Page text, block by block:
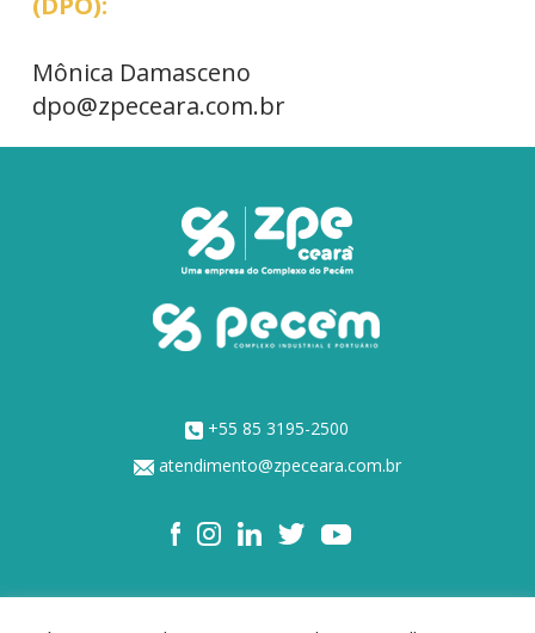
Mônica Damasceno
dpo@zpeceara.com.br
+55 85 3195-2500
atendimento@zpeceara.com.br
NOSSOS ACIONISTAS